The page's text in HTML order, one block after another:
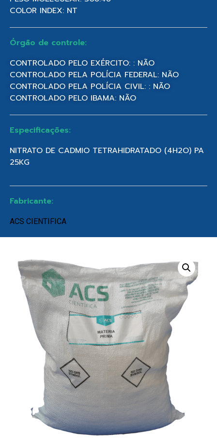
COLOR INDEX: NT
Órgão de controle:
CONTROLADO PELO EXÉRCITO: : NÃO
CONTROLADO PELA POLÍCIA FEDERAL: NÃO
CONTROLADO PELA POLÍCIA CIVIL: : NÃO
CONTROLADO PELO IBAMA: NÃO
Especificações:
NITRATO DE CADMIO TETRAHIDRATADO (4H2O) PA
25KG
Fabricante:
ACS CIENTIFICA